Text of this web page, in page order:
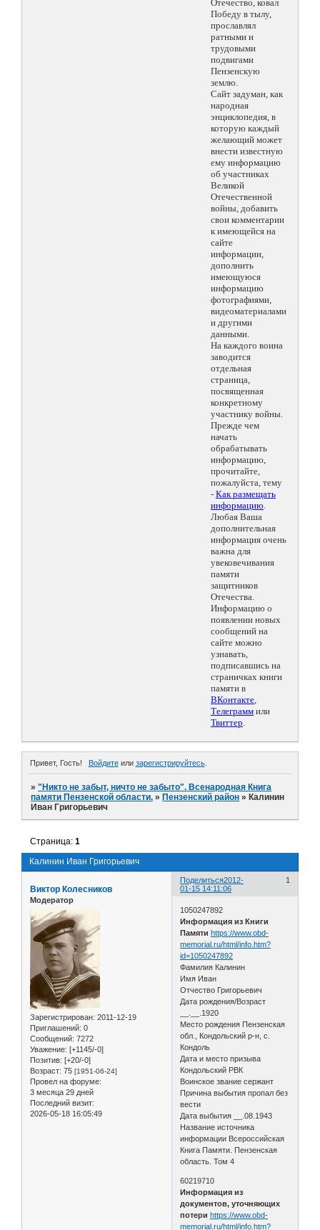
Отечество, ковал
Победу в тылу,
прославлял
ратными и
трудовыми
подвигами
Пензенскую
землю.
Сайт задуман, как
народная
энциклопедия, в
которую каждый
желающий может
внести известную
ему информацию
об участниках
Великой
Отечественной
войны, добавить
свои комментарии
к имеющейся на
сайте
информации,
дополнить
имеющуюся
информацию
фотографиями,
видеоматериалами
и другими
данными.
На каждого воина
заводится
отдельная
страница,
посвященная
конкретному
участнику войны.
Прежде чем
начать
обрабатывать
информацию,
прочитайте,
пожалуйста, тему
- Как размещать
информацию.
Любая Ваша
дополнительная
информация очень
важна для
увековечивания
памяти
защитников
Отечества.
Информацию о
появлении новых
сообщений на
сайте можно
узнавать,
подписавшись на
страничках книги
памяти в
ВКонтакте,
Телеграмм или
Твиттер.
Привет, Гость! Войдитеили зарегистрируйтесь.
»"Никто не забыт, ничто не забыто". Всенародная Книга
памяти Пензенской области. » Пензенский район » Калинин
Иван Григорьевич
Калинин Иван Григорьевич
Страница:1
Поделиться 1
2012-
01-15 14:11:06
Виктор Колесников
Модератор
Зарегистрирован: 2011-12-19
Приглашений: 0
Сообщений: 7272
Уважение: [+1145/-0]
Позитив: [+20/-0]
Возраст: 75 [1951-06-24]
Провел на форуме:
3 месяца 29 дней
Последний визит:
2026-05-18 16:05:49
1050247892
Информация из Книги
Памяти https://www.obd-
memorial.ru/html/info.htm?
id=1050247892
Фамилия Калинин
Имя Иван
Отчество Григорьевич
Дата рождения/Возраст
__.__.1920
Место рождения Пензенская
обл., Кондольский р-н, с.
Кондоль
Дата и место призыва
Кондольский РВК
Воинское звание сержант
Причина выбытия пропал без
вести
Дата выбытия __.08.1943
Название источника
информации Всероссийская
Книга Памяти. Пензенская
область. Том 4
60219710
Информация из
документов, уточняющих
потери https://www.obd-
memorial.ru/html/info.htm?